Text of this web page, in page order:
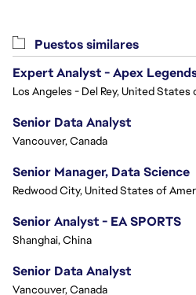
Puestos similares
Los Angeles - Del Rey, United States
Senior Data Analyst
Vancouver, Canada
Senior Manager, Data Science
Redwood City, United States of
Senior Analyst - EA SPORTS
Shanghai, China
Senior Data Analyst
Vancouver, Canada